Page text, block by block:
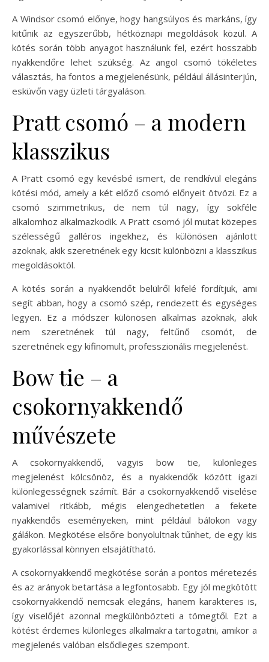
A Windsor csomó előnye, hogy hangsúlyos és markáns, így
kitűnik az egyszerűbb, hétköznapi megoldások közül. A
kötés során több anyagot használunk fel, ezért hosszabb
nyakkendőre lehet szükség. Az angol csomó tökéletes
választás, ha fontos a megjelenésünk, például állásinterjún,
esküvőn vagy üzleti tárgyaláson.
Pratt csomó – a modern
klasszikus
A Pratt csomó egy kevésbé ismert, de rendkívül elegáns
kötési mód, amely a két előző csomó előnyeit ötvözi. Ez a
csomó szimmetrikus, de nem túl nagy, így sokféle
alkalomhoz alkalmazkodik. A Pratt csomó jól mutat közepes
szélességű galléros ingekhez, és különösen ajánlott
azoknak, akik szeretnének egy kicsit különbözni a klasszikus
megoldásoktól.
A kötés során a nyakkendőt belülről kifelé fordítjuk, ami
segít abban, hogy a csomó szép, rendezett és egységes
legyen. Ez a módszer különösen alkalmas azoknak, akik
nem szeretnének túl nagy, feltűnő csomót, de
szeretnének egy kifinomult, professzionális megjelenést.
Bow tie – a
csokornyakkendő
művészete
A csokornyakkendő, vagyis bow tie, különleges
megjelenést kölcsönöz, és a nyakkendők között igazi
különlegességnek számít. Bár a csokornyakkendő viselése
valamivel ritkább, mégis elengedhetetlen a fekete
nyakkendős eseményeken, mint például bálokon vagy
gálákon. Megkötése elsőre bonyolultnak tűnhet, de egy kis
gyakorlással könnyen elsajátítható.
A csokornyakkendő megkötése során a pontos méretezés
és az arányok betartása a legfontosabb. Egy jól megkötött
csokornyakkendő nemcsak elegáns, hanem karakteres is,
így viselőjét azonnal megkülönbözteti a tömegtől. Ezt a
kötést érdemes különleges alkalmakra tartogatni, amikor a
megjelenés valóban elsődleges szempont.